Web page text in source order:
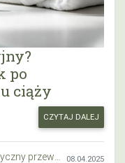
po
ciąży
CZYTAJ DALEJ
08.04.2025